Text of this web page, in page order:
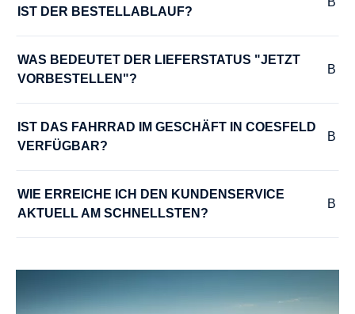
IST DER BESTELLABLAUF?
WAS BEDEUTET DER LIEFERSTATUS "JETZT
VORBESTELLEN"?
IST DAS FAHRRAD IM GESCHÄFT IN COESFELD
VERFÜGBAR?
WIE ERREICHE ICH DEN KUNDENSERVICE
AKTUELL AM SCHNELLSTEN?